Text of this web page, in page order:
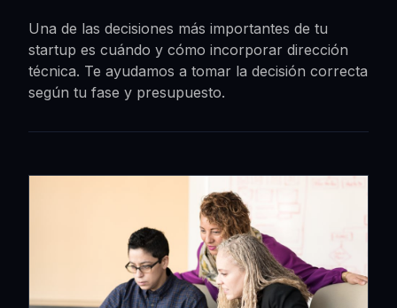
Una de las decisiones más importantes de tu
startup es cuándo y cómo incorporar dirección
técnica. Te ayudamos a tomar la decisión correcta
según tu fase y presupuesto.